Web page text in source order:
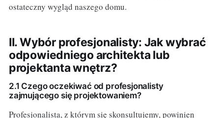
ostateczny wygląd naszego domu.
II. Wybór profesjonalisty: Jak wybrać
odpowiedniego architekta lub
projektanta wnętrz?
2.1 Czego oczekiwać od profesjonalisty
zajmującego się projektowaniem?
Profesjonalista, z którym się skonsultujemy, powinien